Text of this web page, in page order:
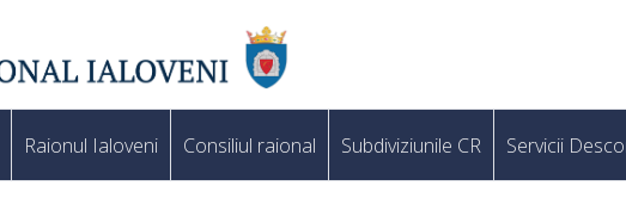
Raionul Ialoveni Consiliul raional Subdiviziunile CR Servicii